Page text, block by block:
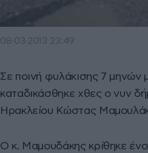
08·03·2013 23:49
Σε ποινή φυλάκισης 7 μηνών
καταδικάσθηκε χθες ο νυν
Ηρακλείου Κώστας
Ο κ. Μαμουδάκης κρίθηκε